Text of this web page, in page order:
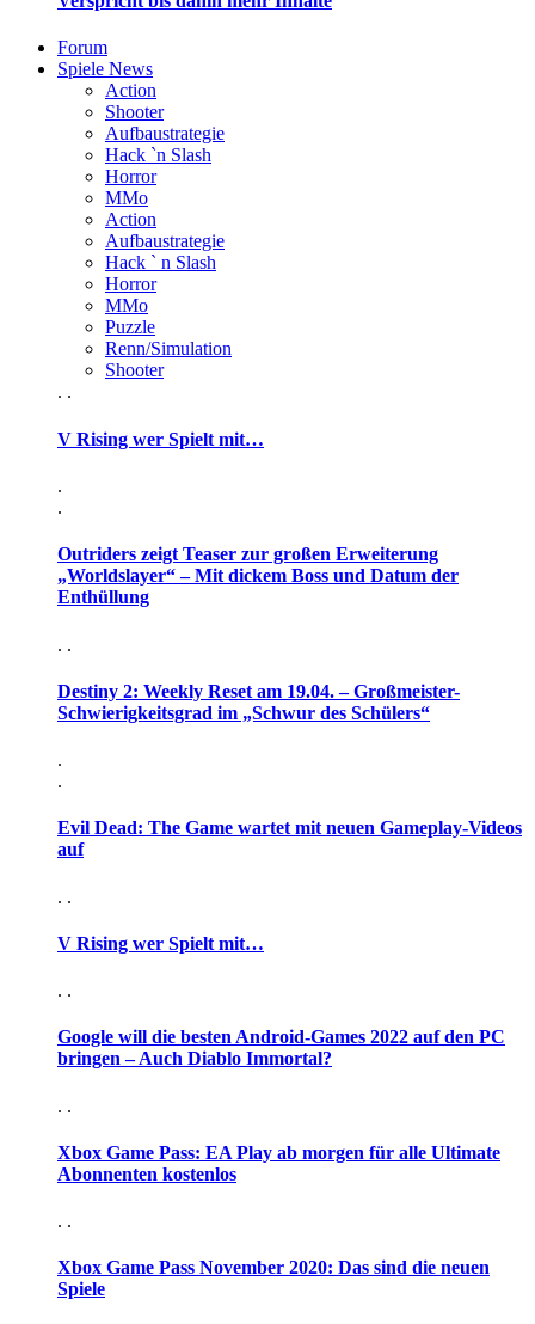
Forum
Spiele News
Action
Shooter
Aufbaustrategie
Hack `n Slash
Horror
MMo
Action
Aufbaustrategie
Hack ` n Slash
Horror
MMo
Puzzle
Renn/Simulation
Shooter
. .
V Rising wer Spielt mit…
.
.
Outriders zeigt Teaser zur großen Erweiterung
„Worldslayer“ – Mit dickem Boss und Datum der
Enthüllung
. .
Destiny 2: Weekly Reset am 19.04. – Großmeister-
Schwierigkeitsgrad im „Schwur des Schülers“
.
.
Evil Dead: The Game wartet mit neuen Gameplay-Videos
auf
. .
V Rising wer Spielt mit…
. .
Google will die besten Android-Games 2022 auf den PC
bringen – Auch Diablo Immortal?
. .
Xbox Game Pass: EA Play ab morgen für alle Ultimate
Abonnenten kostenlos
. .
Xbox Game Pass November 2020: Das sind die neuen
Spiele